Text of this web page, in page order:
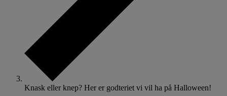
Knask eller knep? Her er godteriet vi vil ha på Halloween!